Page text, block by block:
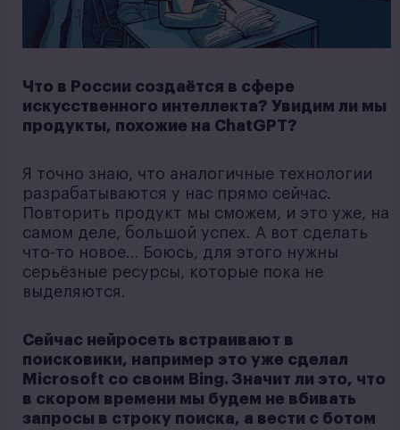
Что в России создаётся в сфере
искусственного интеллекта? Увидим ли мы
продукты, похожие на ChatGPT?
Я точно знаю, что аналогичные технологии
разрабатываются у нас прямо сейчас.
Повторить продукт мы сможем, и это уже, на
самом деле, большой успех. А вот сделать
что-то новое… Боюсь, для этого нужны
серьёзные ресурсы, которые пока не
выделяются.
Сейчас нейросеть встраивают в
поисковики, например это уже сделал
Microsoft со своим Bing. Значит ли это, что
в скором времени мы будем не вбивать
запросы в строку поиска, а вести с ботом